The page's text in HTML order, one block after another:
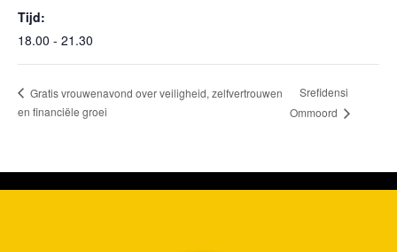
Tijd:
18.00 - 21.30
Gratis vrouwenavond over veiligheid, zelfvertrouwen
en financiële groei
Srefidensi
Ommoord